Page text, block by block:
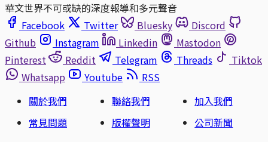
華文世界不可或缺的深度報導和多元聲音
Facebook
Twitter Bluesky
Discord
Github
Instagram Linkedin
Mastodon
Pinterest
Reddit Telegram Threads
Tiktok
Whatsapp
Youtube
RSS
關於我們
聯絡我們
加入我們
常見問題
版權聲明
公司新聞